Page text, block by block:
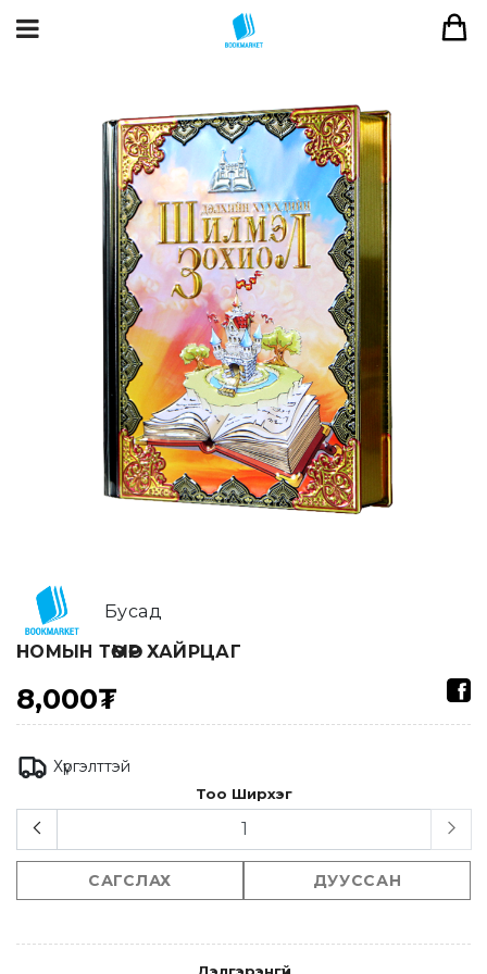
Бусад
НОМЫН ТӨМӨР ХАЙРЦАГ
8,000₮
Хүргэлттэй
Тоо Ширхэг
САГСЛАХ ДУУССАН
Дэлгэрэнгүй